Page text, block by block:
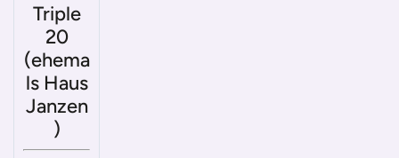
Triple
20
(ehema
ls Haus
Janzen
)